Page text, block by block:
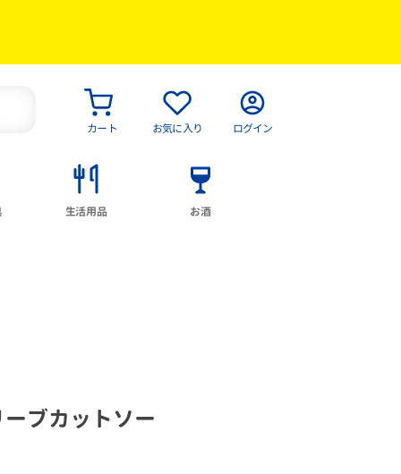
カート お気に入り ログイン
生活用品 お酒
ブカットソー